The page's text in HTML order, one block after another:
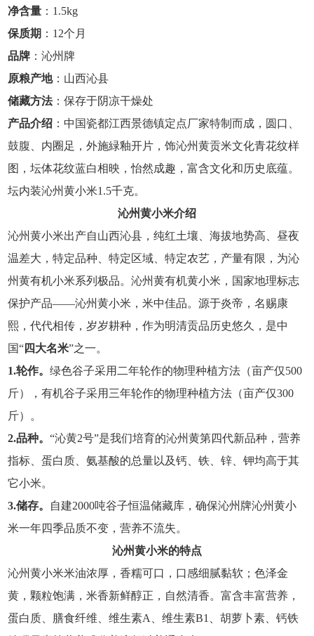
净含量 ：1.5kg
保质期 ：12个月
品牌 ：沁州牌
原粮产地：山西沁县
储藏方法：保存于阴凉干燥处
产品介绍 ：中国瓷都江西景德镇定点厂家特制而成，圆口、
鼓腹、内圈足，外施緑釉开片，饰沁州黄贡米文化青花纹样
图，坛体花纹蓝白相映，怡然成趣，富含文化和历史底蕴。
坛内装沁州黄小米1.5千克。
沁州黄小米介绍
沁州黄小米出产自山西沁县，纯红土壤、海拔地势高、昼夜
温差大，特定品种、特定区域、特定农艺，产量有限，为沁
州黄有机小米系列极品。沁州黄有机黄小米，国家地理标志
保护产品——沁州黄小米，米中佳品。源于炎帝，名赐康
熙，代代相传，岁岁耕种，作为明清贡品历史悠久，是中
国“四大名米”之一。
1.轮作。绿色谷子采用二年轮作的物理种植方法（亩产仅500
斤），有机谷子采用三年轮作的物理种植方法（亩产仅300
斤）。
2.品种。“沁黄2号”是我们培育的沁州黄第四代新品种，营养
指标、蛋白质、氨基酸的总量以及钙、铁、锌、钾均高于其
它小米。
3.储存。
自建2000吨谷子恒温储藏库，确保沁州牌沁州黄小
米一年四季品质不变，营养不流失。
沁州黄小米的特点
沁州黄小米米油浓厚，香糯可口，口感细腻黏软；色泽金
黄，颗粒饱满，米香新鲜醇正，自然清香。富含丰富营养，
蛋白质、膳食纤维、维生素A、维生素B1、胡萝卜素、钙铁